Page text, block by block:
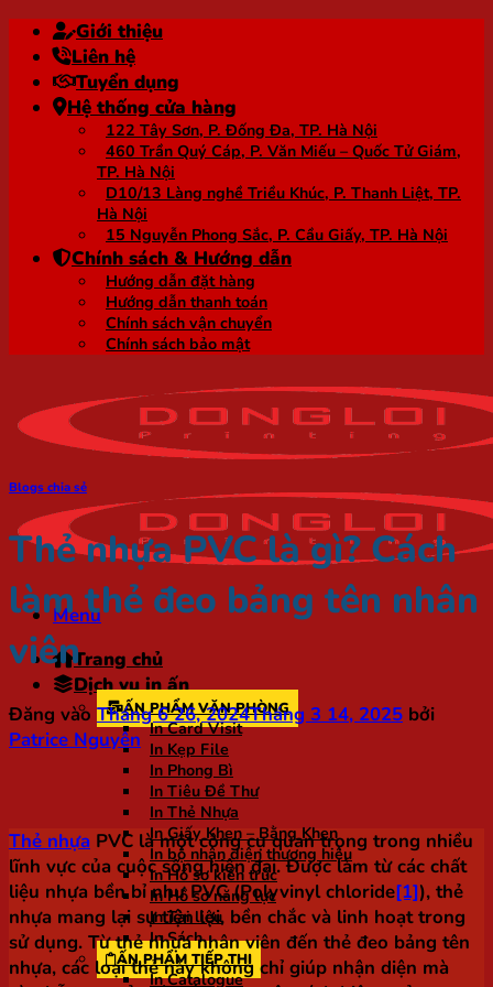
qua
nội
dung
Giới thiệu
Liên hệ
Tuyển dụng
Hệ thống cửa hàng
122 Tây Sơn, P. Đống Đa, TP. Hà Nội
460 Trần Quý Cáp, P. Văn Miếu – Quốc Tử Giám,
TP. Hà Nội
D10/13 Làng nghề Triều Khúc, P. Thanh Liệt, TP.
Hà Nội
15 Nguyễn Phong Sắc, P. Cầu Giấy, TP. Hà Nội
Chính sách & Hướng dẫn
Hướng dẫn đặt hàng
Hướng dẫn thanh toán
Chính sách vận chuyển
Chính sách bảo mật
Menu
Trang chủ
Dịch vụ in ấn
ẤN PHẨM VĂN PHÒNG
In Card Visit
In Kẹp File
In Phong Bì
In Tiêu Đề Thư
In Thẻ Nhựa
In Giấy Khen – Bằng Khen
In bộ nhận diện thương hiệu
In Hồ sơ kiến trúc
In Hồ sơ năng lực
In Tài liệu
In Sách
ẤN PHẨM TIẾP THỊ
In Catalogue
Blogs chia sẻ
Thẻ nhựa PVC là gì? Cách
làm thẻ đeo bảng tên nhân
viên
Đăng vào Tháng 6 26, 2024Tháng 3 14, 2025 bởi
Patrice Nguyên
Thẻ nhựa PVC là một công cụ quan trọng trong nhiều
lĩnh vực của cuộc sống hiện đại. Được làm từ các chất
liệu nhựa bền bỉ như PVC (Polyvinyl chloride[1]), thẻ
nhựa mang lại sự tiện lợi, bền chắc và linh hoạt trong
sử dụng. Từ thẻ nhựa nhân viên đến thẻ đeo bảng tên
nhựa, các loại thẻ này không chỉ giúp nhận diện mà